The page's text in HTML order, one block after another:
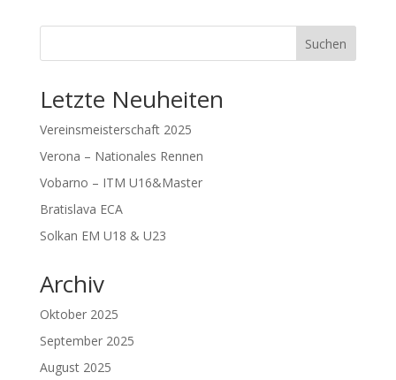
Suchen
Letzte Neuheiten
Vereinsmeisterschaft 2025
Verona – Nationales Rennen
Vobarno – ITM U16&Master
Bratislava ECA
Solkan EM U18 & U23
Archiv
Oktober 2025
September 2025
August 2025